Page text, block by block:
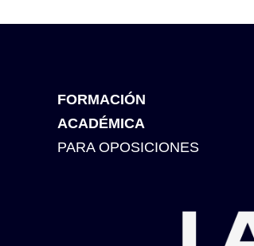
FORMACIÓN
ACADÉMICA
PARA OPOSICIONES